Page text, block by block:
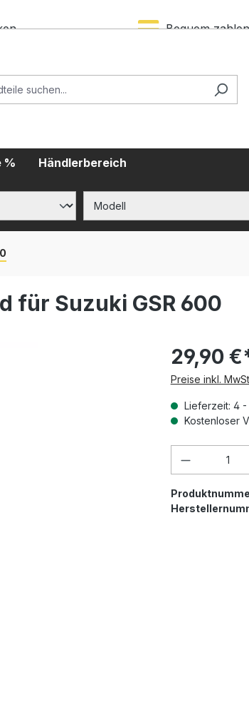
Bequem zahlen
% Händlerbereich
für Suzuki GSR 600
29,90
Preise inkl.
Lieferzeit: 4
Kostenloser
Produkt